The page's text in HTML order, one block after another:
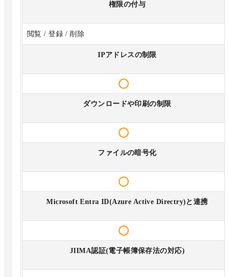
権限の付与
閲覧 / 登録 / 削除
IPアドレスの制限
ダウンロードや印刷の制限
ファイルの暗号化
Microsoft Entra ID(Azure Active Directry)と連携
JIIMA認証(電子帳簿保存法の対応)